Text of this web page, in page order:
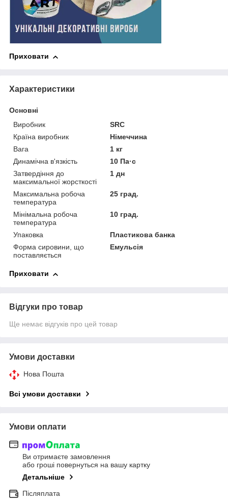
Приховати
Характеристики
Основні
Виробник
SRC
Країна виробник
Німеччина
Вага
1 кг
Динамічна в'язкість
10 Па·c
Затвердіння до
максимальної жорсткості
1 дн
Максимальна робоча
температура
25 град.
Мінімальна робоча
температура
10 град.
Упаковка
Пластикова банка
Форма сировини, що
поставляється
Емульсія
Приховати
Відгуки про товар
Ще немає відгуків про цей товар
Умови доставки
Нова Пошта
Всі умови доставки
Умови оплати
Ви отримаєте замовлення
або гроші повернуться на вашу картку
Детальніше
Післяплата